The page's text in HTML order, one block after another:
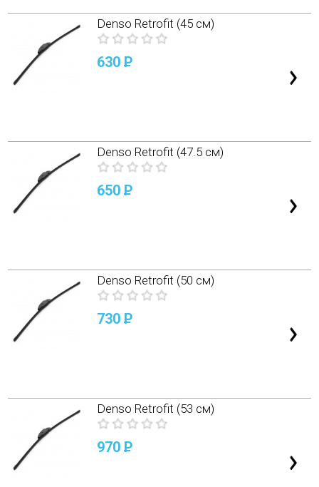
Denso Retrofit (45 см)
630P
Denso Retrofit (47.5 см)
650P
Denso Retrofit (50 см)
730P
Denso Retrofit (53 см)
970P